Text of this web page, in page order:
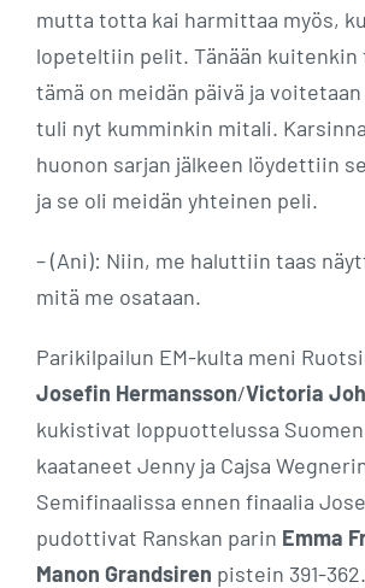
mutta totta kai harmittaa myös,
lopeteltiin pelit. Tänään
tämä on meidän päivä ja
tuli nyt kumminkin mitali.
huonon sarjan jälkeen löydettiin
ja se oli meidän yhteinen peli.
– (Ani): Niin, me haluttiin taas
mitä me osataan.
Parikilpailun EM-kulta meni
Josefin Hermansson/Victoria
kukistivat loppuottelussa
kaataneet Jenny ja Cajsa
Semifinaalissa ennen finaalia
pudottivat Ranskan parin Emma
Manon Grandsiren pistein 391-362.